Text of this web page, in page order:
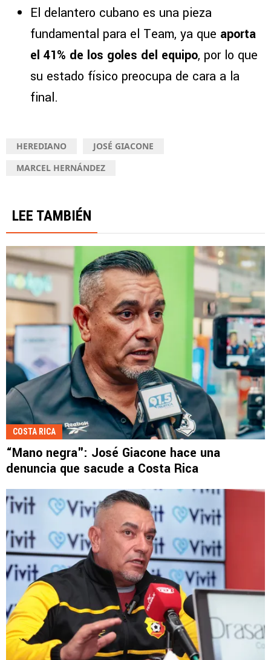
El delantero cubano es una pieza
fundamental para el Team, ya que aporta
el 41% de los goles del equipo, por lo que
su estado físico preocupa de cara a la
final.
HEREDIANO
JOSÉ GIACONE
MARCEL HERNÁNDEZ
LEE TAMBIÉN
COSTA RICA
“Mano negra": José Giacone hace una
denuncia que sacude a Costa Rica